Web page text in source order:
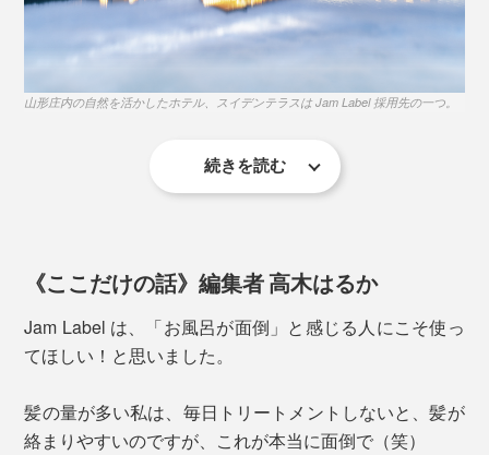
「泡パック」した髪は、しっとりまとまって、指どおり
なめらか。髪を乾かした後も、しっとり感が続いて、ヘ
アオイルでケアしたようにまとまります。
肌がつっぱる感じは、まずありません。
触。汚れをしっかり浮かしながら、洗い上がりの肌はし
地よい全身洗いができる Jam Label の成分は、
髪や肌が持つバリア機能を守りながら、汚れを落と
すアミノ系洗浄成分
特長2
サート認証」を取得した、12種の植物成分
山形庄内の自然を活かしたホテル、スイデンテラスは Jam Label 採用先の一つ。
使い心地のよさはもちろんですが、これ一つで全身を洗
ペースを削減できる」という、ミニマムな思考からも評
価されているのです。
続きを読む
《ここだけの話》編集者 高木はるか
Jam Label は、「お風呂が面倒」と感じる人にこそ使っ
てほしい！と思いました。
髪の量が多い私は、毎日トリートメントしないと、髪が
絡まりやすいのですが、これが本当に面倒で（笑）